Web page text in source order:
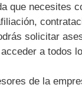
que necesites
solicitar
a todos
de la